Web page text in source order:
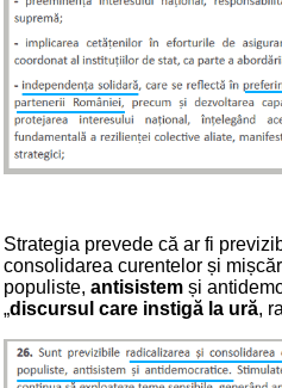
Strategia prevede că ar fi
consolidarea curentelor și
populiste, antisistem și
„discursul care instigă la ură,